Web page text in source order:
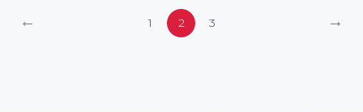
← 1 2 3 →